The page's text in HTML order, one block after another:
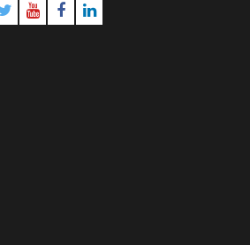
Twitter
Youtube
Facebook
LinkedIn